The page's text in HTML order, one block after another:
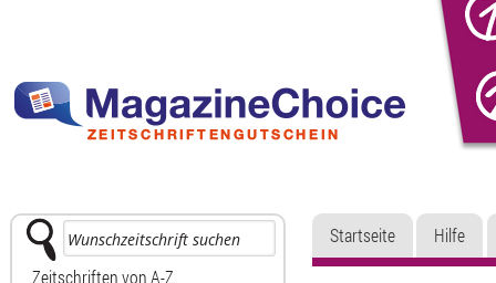
Zeitschriften von A-Z
Startseite Hilfe